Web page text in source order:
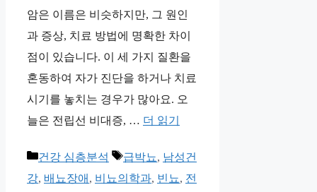
암은 이름은 비슷하지만, 그 원인
과 증상, 치료 방법에 명확한 차이
점이 있습니다. 이 세 가지 질환을
혼동하여 자가 진단을 하거나 치료
시기를 놓치는 경우가 많아요. 오
늘은 전립선 비대증, … 더 읽기
카
테
건강 심층분석
태
그
급박뇨, 남성건
강, 배뇨장애 , 비뇨의학과, 빈뇨, 전